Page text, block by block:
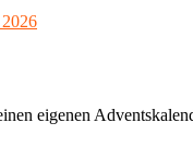
eigenen